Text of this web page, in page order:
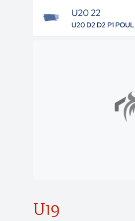
U20 22
U20 D2 D2 P1
U19